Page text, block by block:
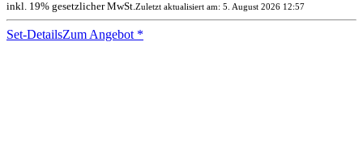
inkl. 19% gesetzlicher MwSt. Zuletzt aktualisiert am: 5. August 2026 12:57
Set-DetailsZum Angebot *